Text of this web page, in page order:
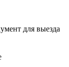
для выезда